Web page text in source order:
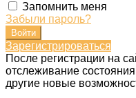
Запомнить меня
Забыли пароль?
Зарегистрироваться
После регистрации на
отслеживание
другие новые